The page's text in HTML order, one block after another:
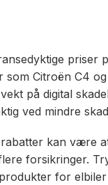
priser
som Citroën C4
på digital
ved mindre
kan være
forsikringer.
for